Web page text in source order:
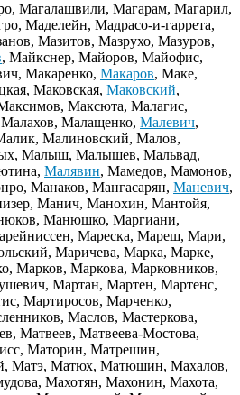
Магалашвили, Магарам, Магарил,
Маделейн, Мадрасо-и-гаррета,
Мазитов, Мазрухо, Мазуров,
, Майкснер, Майоров, Майофис,
Макаренко, Макаров, Маке,
Маковская, Маковский,
Максюта, Малагис,
Малащенко, Малевич,
Малиновский, Малов,
Малыш, Малышев, Мальвад,
Малявин, Мамедов, Мамонов,
Манаков, Мангасарян, Маневич,
Манич, Манохин, Мантойя,
Манюшко, Маргиани,
Мареска, Мареш, Мари,
Маричева, Марка, Марке,
Марков, Маркова, Марковников,
Мартан, Мартен, Мартенс,
Мартиросов, Марченко,
Маслов, Мастеркова,
Матвеев, Матвеева-Мостова,
Маторин, Матрешин,
Матэ, Матюх, Матюшин, Махалов,
Махотян, Махонин, Махота,